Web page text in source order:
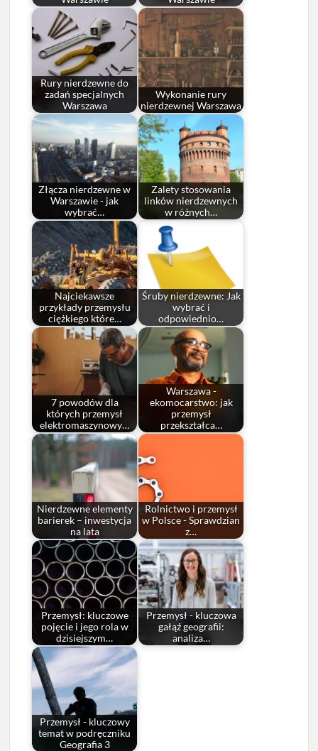
Rury nierdzewne do
zadań specjalnych
Warszawa
Wykonanie rury
nierdzewnej Warszawa
Złącza nierdzewne w
Warszawie - jak
wybrać…
Zalety stosowania
linków nierdzewnych
w różnych…
Najciekawsze
przykłady przemysłu
ciężkiego które…
Śruby nierdzewne: Jak
wybrać i
odpowiednio…
7 powodów dla
których przemysł
elektromaszynowy…
Warszawa -
ekomocarstwo: jak
przemysł
przekształca…
Nierdzewne elementy
barierek – inwestycja
na lata
Rolnictwo i przemysł
w Polsce - Sprawdzian
z…
Przemysł: kluczowe
pojęcie i jego rola w
dzisiejszym…
Przemysł - kluczowa
gałąź geografii:
analiza…
Przemysł - kluczowy
temat w podręczniku
Geografia 3